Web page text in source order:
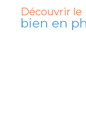
Découvrir le
bien en